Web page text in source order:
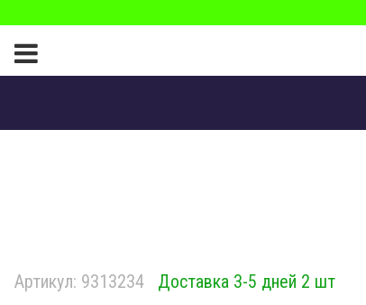
Артикул: 9313234 Доставка 3-5 дней 2 шт